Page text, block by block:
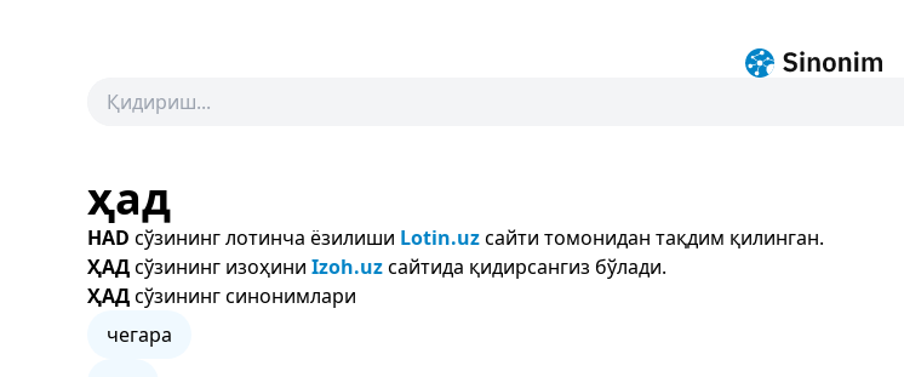
ҳад
HAD сўзининг лотинча ёзилиши Lotin.uzсайти томонидан тақдим қилинган.
ҲАДсўзининг изоҳини Izoh.uzсайтида қидирсангиз бўлади.
ҲАДсўзининг синонимлари
чегара